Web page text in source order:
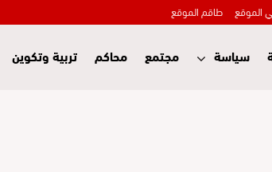
الموقع طاقم الموقع
سياسة مجتمع محاكم تربية وتكوين